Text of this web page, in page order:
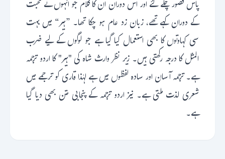
پاس قصور چلے گئے اور اس دوران ان کا کلام جو انہوں نے محبت
کے دوران کہے تھے، زبان زد عام ہو چکا تھا۔ ”ہیر“ میں بہت
سی کہاوتوں کا بھی استعمال کیا گیا ہے جو لوگوں کے لیے ضرب
المثل کا درجہ رکھتی ہیں۔ زیر نظر وارث شاہ کی "ہیر" کا اردو ترجمہ
ہے۔ ترجمہ آسان اور سادہ لفظوں میں ہے لہٰذا قاری کو ترجمے میں
شعری لذت ملتی ہے۔ نیز اردو ترجمہ کے پنجابی متن بھی دیا گیا
ہے۔